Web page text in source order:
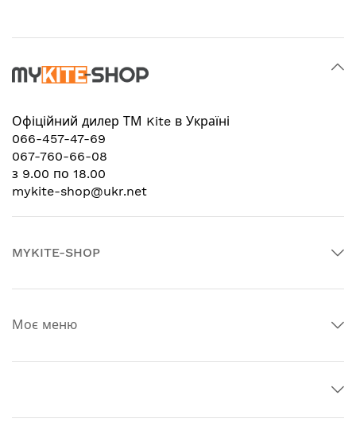
Офіційний дилер ТМ Kite в Україні
066-457-47-69
067-760-66-08
з 9.00 по 18.00
mykite-shop@ukr.net
MYKITE-SHOP
Моє меню